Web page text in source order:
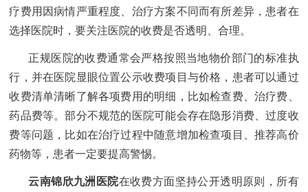
疗费用因病情严重程度、治疗方案不同而有所差异，患者在
选择医院时，要关注医院的收费是否透明、合理。
正规医院的收费通常会严格按照当地物价部门的标准执
行，并在医院显眼位置公示收费项目与价格，患者可以通过
收费清单清晰了解各项费用的明细，比如检查费、治疗费、
药品费等。部分不规范的医院可能会存在隐形消费、过度收
费等问题，比如在治疗过程中随意增加检查项目、推荐高价
药物等，患者一定要提高警惕。
云南锦欣九洲医院在收费方面坚持公开透明原则，所有